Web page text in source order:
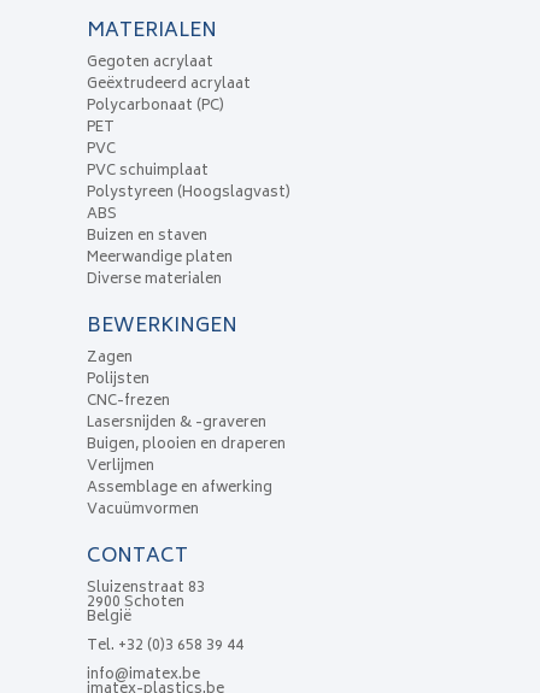
MATERIALEN
Gegoten acrylaat
Geëxtrudeerd acrylaat
Polycarbonaat (PC)
PET
PVC
PVC schuimplaat
Polystyreen (Hoogslagvast)
ABS
Buizen en staven
Meerwandige platen
Diverse materialen
BEWERKINGEN
Zagen
Polijsten
CNC-frezen
Lasersnijden & -graveren
Buigen, plooien en draperen
Verlijmen
Assemblage en afwerking
Vacuümvormen
CONTACT
Sluizenstraat 83
2900 Schoten
België
Tel. +32 (0)3 658 39 44
info@imatex.be